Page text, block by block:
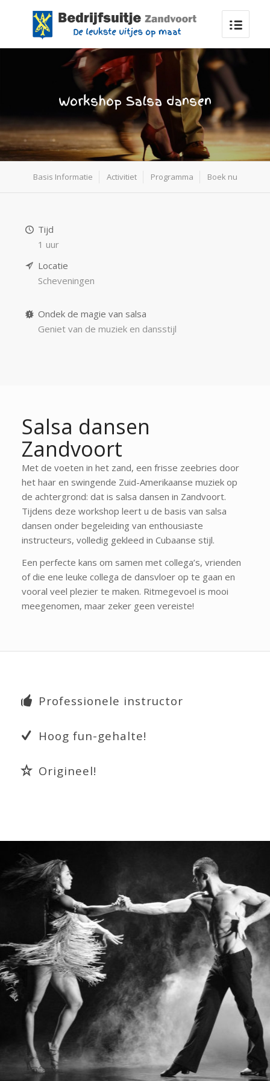
Workshop Salsa dansen
Basis Informatie Activitiet Programma Boek nu
Tijd
1 uur
Locatie
Scheveningen
Ondek de magie van salsa
Geniet van de muziek en dansstijl
Salsa dansen
Zandvoort
Met de voeten in het zand, een frisse zeebries door
het haar en swingende Zuid-Amerikaanse muziek op
de achtergrond: dat is salsa dansen in Zandvoort.
Tijdens deze workshop leert u de basis van salsa
dansen onder begeleiding van enthousiaste
instructeurs, volledig gekleed in Cubaanse stijl.
Een perfecte kans om samen met collega’s, vrienden
of die ene leuke collega de dansvloer op te gaan en
vooral veel plezier te maken. Ritmegevoel is mooi
meegenomen, maar zeker geen vereiste!
Professionele instructor
Hoog fun-gehalte!
Origineel!